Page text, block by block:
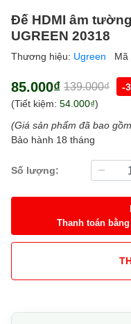
Đế HDMI âm
UGREEN 20318
Thương hiệu: Ugreen Mã
85.000₫ 139.000₫
-
(Tiết kiệm: 54.000₫)
(Giá sản phẩm đã bao
Bảo hành 18 tháng
Số lượng:
Thanh toán